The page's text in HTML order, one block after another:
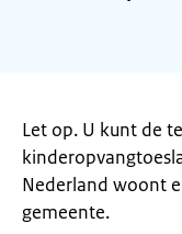
Let op. U kunt de
Nederland woont
gemeente.